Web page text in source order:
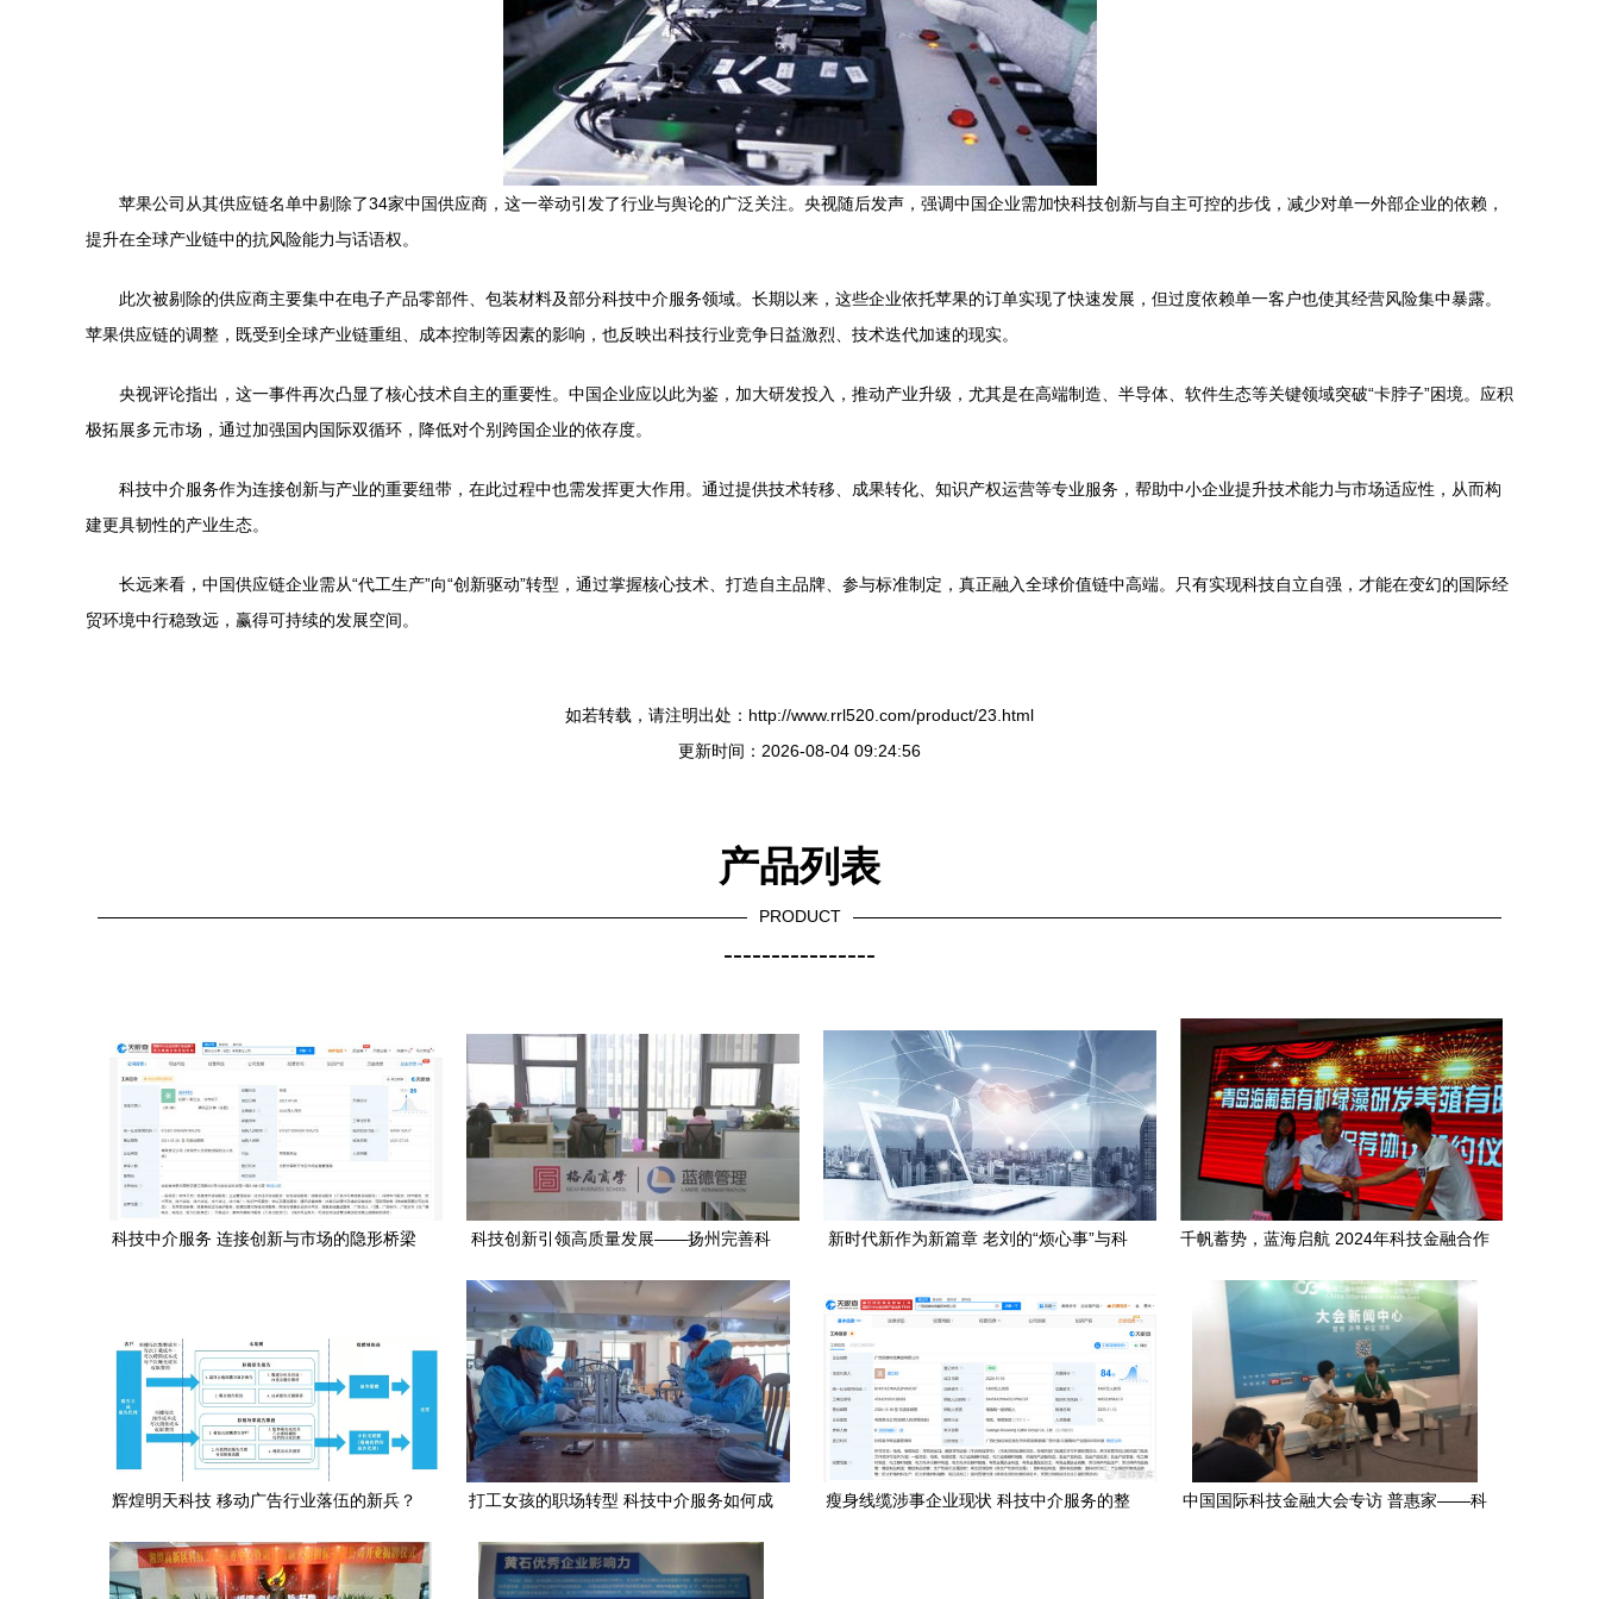
苹果公司从其供应链名单中剔除了34家中国供应商，这一举动引发了行业与舆论的广泛关注。央视随后发声，强调中国企业需加快科技创新与自主可控的步伐，减少对单一外部企业的依赖，
提升在全球产业链中的抗风险能力与话语权。
此次被剔除的供应商主要集中在电子产品零部件、包装材料及部分科技中介服务领域。长期以来，这些企业依托苹果的订单实现了快速发展，但过度依赖单一客户也使其经营风险集中暴露。
苹果供应链的调整，既受到全球产业链重组、成本控制等因素的影响，也反映出科技行业竞争日益激烈、技术迭代加速的现实。
央视评论指出，这一事件再次凸显了核心技术自主的重要性。中国企业应以此为鉴，加大研发投入，推动产业升级，尤其是在高端制造、半导体、软件生态等关键领域突破“卡脖子”困境。应积
极拓展多元市场，通过加强国内国际双循环，降低对个别跨国企业的依存度。
科技中介服务作为连接创新与产业的重要纽带，在此过程中也需发挥更大作用。通过提供技术转移、成果转化、知识产权运营等专业服务，帮助中小企业提升技术能力与市场适应性，从而构
建更具韧性的产业生态。
长远来看，中国供应链企业需从“代工生产”向“创新驱动”转型，通过掌握核心技术、打造自主品牌、参与标准制定，真正融入全球价值链中高端。只有实现科技自立自强，才能在变幻的国际经
贸环境中行稳致远，赢得可持续的发展空间。
如若转载，请注明出处：http://www.rrl520.com/product/23.html
更新时间：2026-08-04 09:24:56
产品列表
PRODUCT
----------------
科技中介服务 连接创新与市场的隐形桥梁
科技创新引领高质量发展——扬州完善科
新时代新作为新篇章 老刘的“烦心事”与科
千帆蓄势，蓝海启航 2024年科技金融合作
辉煌明天科技 移动广告行业落伍的新兵？
打工女孩的职场转型 科技中介服务如何成
瘦身线缆涉事企业现状 科技中介服务的整
中国国际科技金融大会专访 普惠家——科